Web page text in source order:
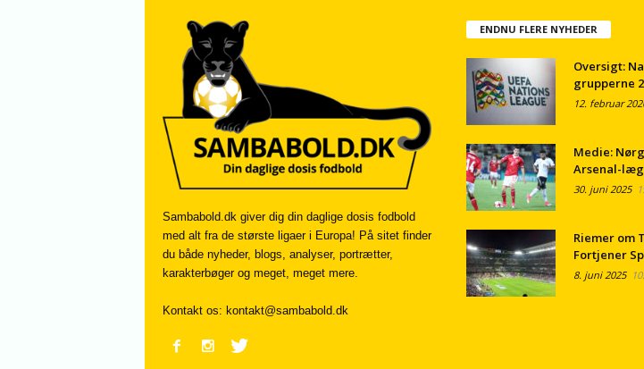
Sambabold.dk giver dig din daglige dosis fodbold
med alt fra de største ligaer i Europa! På sitet finder
du både nyheder, blogs, analyser, portrætter,
karakterbøger og meget, meget mere.
Kontakt os: kontakt@sambabold.dk
ENDNU FLERE NYHEDER
Oversigt:
grupperne
12. februar
Medie:
Arsenal-
30. juni 2025
Riemer om
Fortjener
8. juni 2025